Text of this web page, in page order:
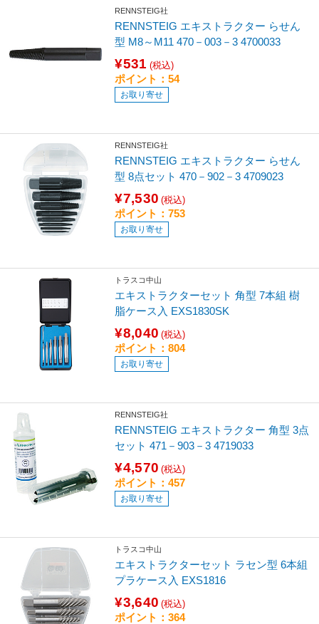
RENNSTEIG社
RENNSTEIG エキストラクター らせん
型 M8～M11 470－003－3 4700033
¥531 (税込)
ポイント：54
お取り寄せ
RENNSTEIG社
RENNSTEIG エキストラクター らせん
型 8点セット 470－902－3 4709023
¥7,530 (税込)
ポイント：753
お取り寄せ
トラスコ中山
エキストラクターセット 角型 7本組 樹
脂ケース入 EXS1830SK
¥8,040 (税込)
ポイント：804
お取り寄せ
RENNSTEIG社
RENNSTEIG エキストラクター 角型 3点
セット 471－903－3 4719033
¥4,570 (税込)
ポイント：457
お取り寄せ
トラスコ中山
エキストラクターセット ラセン型 6本組
プラケース入 EXS1816
¥3,640 (税込)
ポイント：364